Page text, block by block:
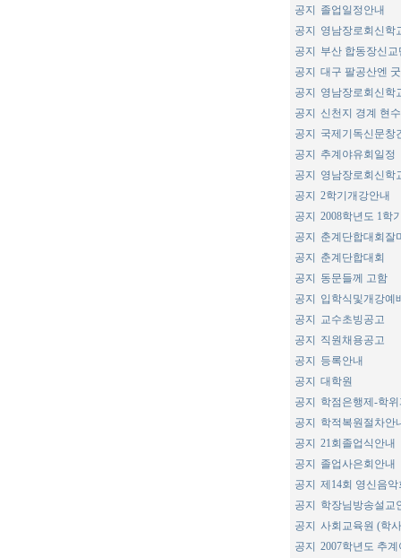
공지
졸업일정안내
공지
영남장로회신학
공지
부산 합동장신
공지
대구 팔공산엔
공지
영남장로회신학
공지
신천지 경계 현
공지
국제기독신문창
공지
추계야유회일정
공지
영남장로회신학
공지
2학기개강안내
공지
2008학년도 1학
공지
춘계단합대회잘
공지
춘계단합대회
공지
동문들께 고함
공지
입학식및개강예
공지
교수초빙공고
공지
직원채용공고
공지
등록안내
공지
대학원
공지
학점은행제-학
공지
학적복원절차안
공지
21회졸업식안내
공지
졸업사은회안내
공지
제14회 영신음
공지
학장님방송설교
공지
사회교육원 (학
공지
2007학년도 추